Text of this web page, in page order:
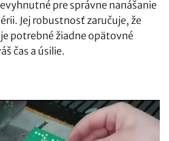
pre správne nanášanie
Jej robustnosť zaručuje, že
potrebné žiadne opätovné
čas a úsilie.